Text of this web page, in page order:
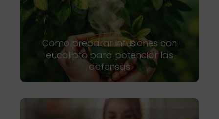
Cómo preparar infusiones con
eucalipto para potenciar las
defensas